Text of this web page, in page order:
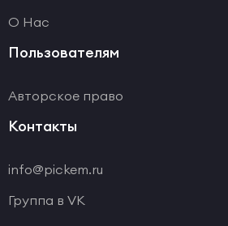
О Нас
Пользователям
Авторское право
Контакты
info@pickem.ru
Группа в VK